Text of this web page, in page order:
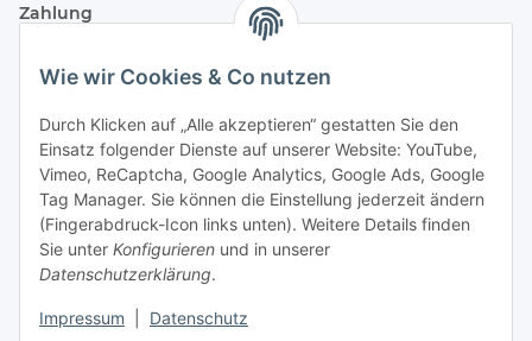
Wie wir Cookies & Co nutzen
Durch Klicken auf „Alle akzeptieren“ gestatten Sie den
Einsatz folgender Dienste auf unserer Website: YouTube,
Vimeo, ReCaptcha, Google Analytics, Google Ads, Google
Tag Manager. Sie können die Einstellung jederzeit ändern
(Fingerabdruck-Icon links unten). Weitere Details finden
Sie unter Konfigurieren und in unserer
Datenschutzerklärung.
Impressum Datenschutz
Zahlung
Versand